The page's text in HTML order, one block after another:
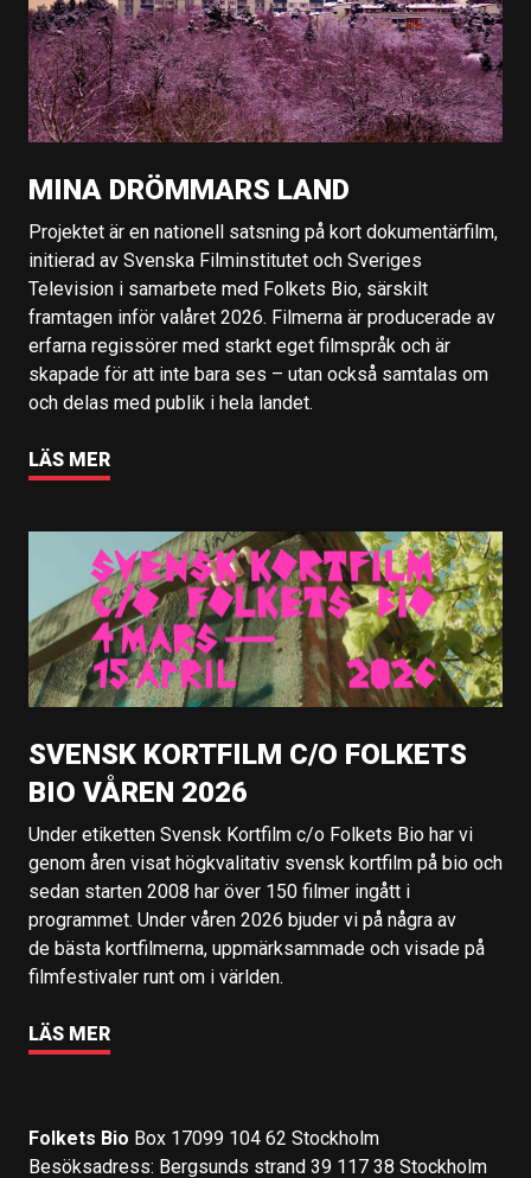
MINA DRÖMMARS LAND
Projektet är en nationell satsning på kort dokumentärfilm,
initierad av Svenska Filminstitutet och Sveriges
Television i samarbete med Folkets Bio, särskilt
framtagen inför valåret 2026. Filmerna är producerade av
erfarna regissörer med starkt eget filmspråk och är
skapade för att inte bara ses – utan också samtalas om
och delas med publik i hela landet.
LÄS MER
SVENSK KORTFILM C/O FOLKETS
BIO VÅREN 2026
Under etiketten Svensk Kortfilm c/o Folkets Bio har vi
genom åren visat högkvalitativ svensk kortfilm på bio och
sedan starten 2008 har över 150 filmer ingått i
programmet. Under våren 2026 bjuder vi på några av
de bästa kortfilmerna, uppmärksammade och visade på
filmfestivaler runt om i världen.
LÄS MER
Folkets Bio Box 17099 104 62 Stockholm
Besöksadress: Bergsunds strand 39 117 38 Stockholm